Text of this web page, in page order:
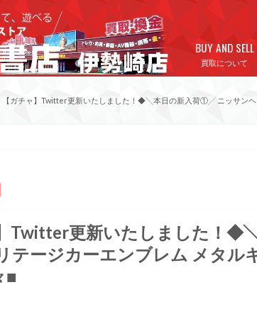
買取について
BUY AND SELL
【ガチャ】Twitter更新いたしました！◆╲本日の新入荷①╱ ニッサンヘ
】Twitter更新いたしました！
テージカーエンブレム メタル
■